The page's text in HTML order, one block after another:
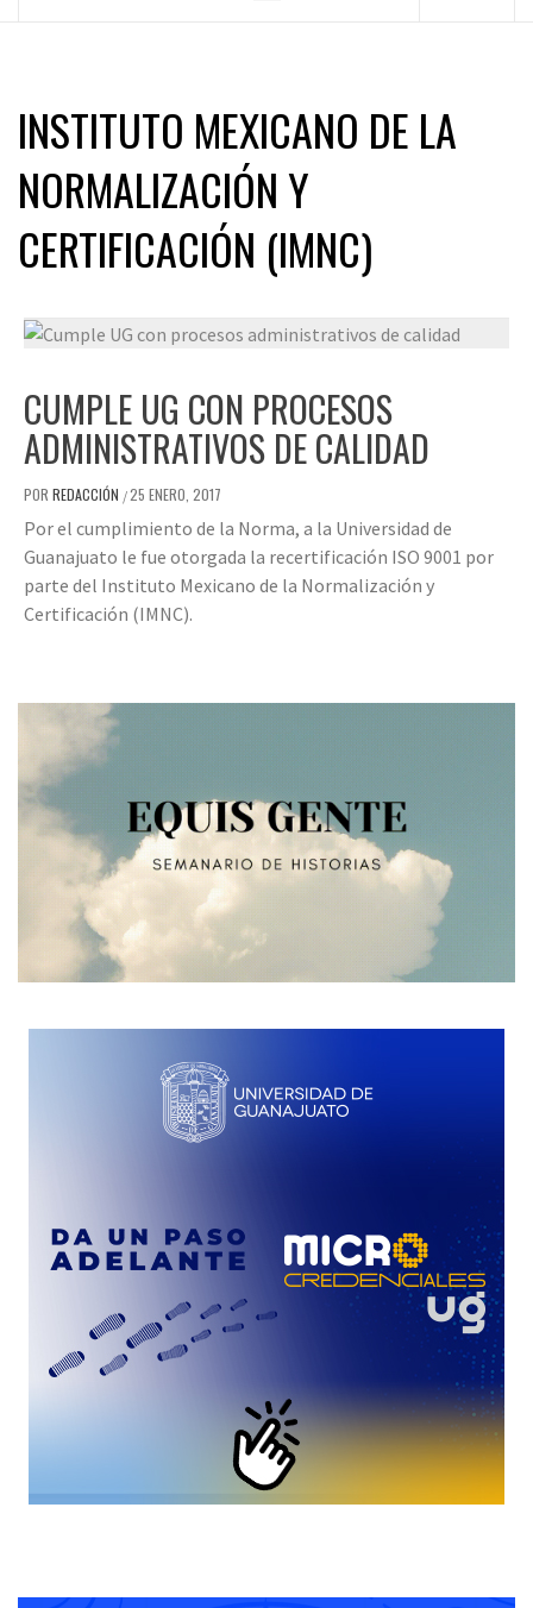
INSTITUTO MEXICANO DE LA
NORMALIZACIÓN Y
CERTIFICACIÓN (IMNC)
CUMPLE UG CON PROCESOS
ADMINISTRATIVOS DE CALIDAD
POR REDACCIÓN /25 ENERO, 2017
Por el cumplimiento de la Norma, a la Universidad de
Guanajuato le fue otorgada la recertificación ISO 9001 por
parte del Instituto Mexicano de la Normalización y
Certificación (IMNC).